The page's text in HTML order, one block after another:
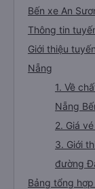
Bến xe An
Thông tin
Giới thiệu
Nẵng
1. Về
Nẵng
2. Giá
3. Giới
đường
Bảng tổng